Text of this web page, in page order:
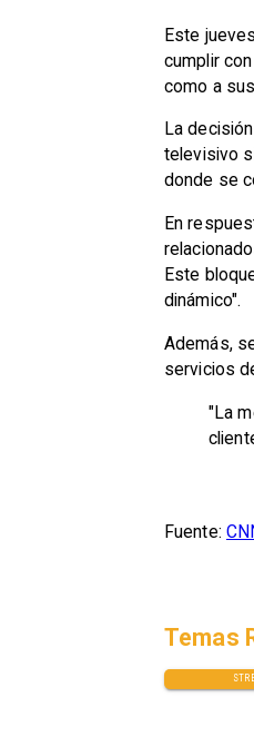
Este
cumplir
como a
La
televisivo
donde se
En
Este
dinámico".
Además,
servicios
"La
Fuente:
Temas